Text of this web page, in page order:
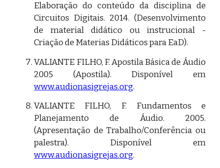
Elaboração do conteúdo da disciplina de
Circuitos Digitais. 2014. (Desenvolvimento
de material didático ou instrucional -
Criação de Materias Didáticos para EaD).
VALIANTE FILHO, F. Apostila Básica de Áudio
2005 (Apostila). Disponível em
www.audionasigrejas.org.
VALIANTE FILHO, F. Fundamentos e
Planejamento de Áudio. 2005.
(Apresentação de Trabalho/Conferência ou
palestra). Disponível em
www.audionasigrejas.org.